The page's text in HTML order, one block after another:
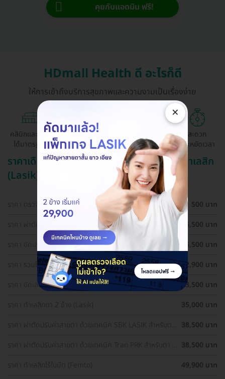
คุยกับแอดมิน ฟรี!
HDmall Health ดี อะไรก็ดี
ให้การเข้าถึงบริการสุขภาพและความงามเป็นเรื่องง่าย
คลินิกและ รพ.
ได้มาตรฐาน
ถูกกว่าจองตรง
ด้วยตัวเอง
สะดวก
ประหยัดเวลา
ราคาเดือน สิงหาคม ปี 2569 (2026) สำหรับ ทำเลสิก
(Lasik)
ราคา ตรวจตาก่อนทำเลสิก (LASIK)
500 บาท
ราคา ผ่าตัดปรับค่าสายตา ด้วยเทคนิค SBK LASIK สำหรับตา
25,500 บาท
ราคา ขัดเลนส์ตาด้วยเลเซอร์ เทคนิค PRK สำหรับตา 1 ข้าง
25,500 บาท
ราคา รวมโปรผ่าตัดแก้ไขสายตา ราคาดี ประเมินสายตา ฟรี!
32,900 บาท
ราคา ขัดเลนส์ตาด้วยเลเซอร์ เทคนิค PRK สำหรับตา 2 ข้าง
33,500 บาท
ราคา ทำเลสิกตา 2 ข้าง (Lasik)
35,000 บาท
ราคา ผ่าตัดปรับค่าสายตา ด้วยเทคนิค SBK LASIK สำหรับตา
38,500 บาท
ราคา ผ่าตัดปรับค่าสายตา ด้วยเทคนิค Tran PRK สำหรับตา 2
38,500 บาท
ราคา ทำเลสิกไร้ใบมีด (Femto)
49,900 บาท
×